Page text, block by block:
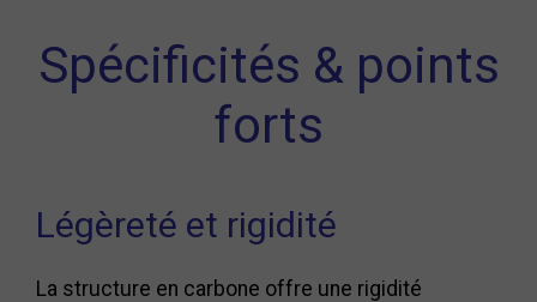
Spécificités & points
forts
Légèreté et rigidité
La structure en carbone offre une rigidité